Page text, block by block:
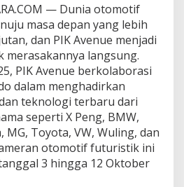
— Dunia otomotif
masa depan yang lebih
dan PIK Avenue menjadi
langsung.
PIK Avenue berkolaborasi
dalam menghadirkan
teknologi terbaru dari
seperti X Peng, BMW,
MG, Toyota, VW, Wuling, dan
otomotif futuristik ini
3 hingga 12 Oktober